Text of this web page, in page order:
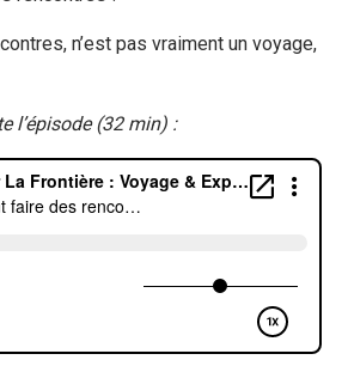
n’est pas vraiment un voyage,
l’épisode (32 min) :